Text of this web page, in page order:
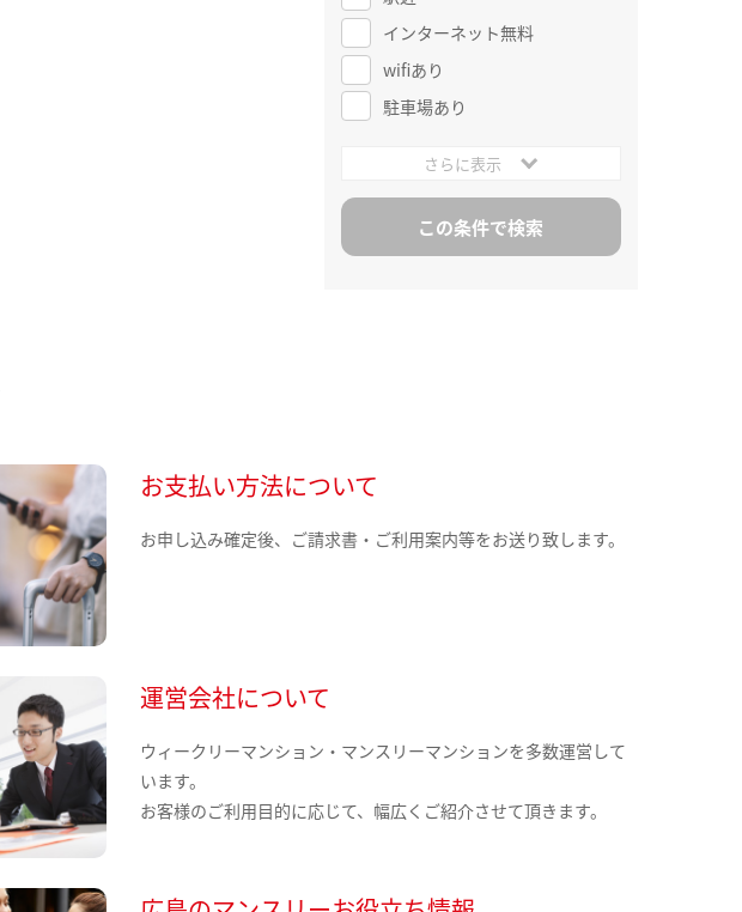
インターネット無料
wifiあり
駐車場あり
さらに表示
お支払い方法について
お申し込み確定後、ご請求書・ご利用案内等をお送り致します。
運営会社について
ウィークリーマンション・マンスリーマンションを多数運営して
います。
お客様のご利用目的に応じて、幅広くご紹介させて頂きます。